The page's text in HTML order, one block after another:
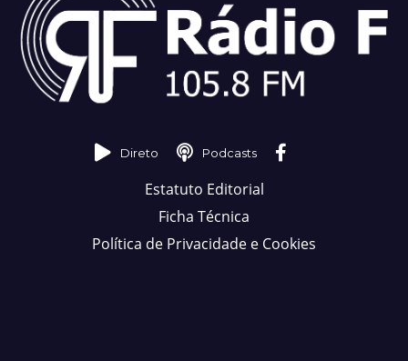
Direto Podcasts
Estatuto Editorial
Ficha Técnica
Política de Privacidade e Cookies